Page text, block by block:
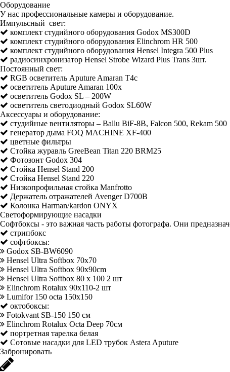
Оборудование
У нас профессиональные камеры и оборудование.
Импульсный свет:
комплект студийного оборудования Godox MS300D
комплект студийного оборудования Elinchrom HR 500
комплект студийного оборудования Hensel Integra 500 Plus
радиосинхронизатор Hensel Strobe Wizard Plus Trans 3шт.
Постоянный свет:
RGB осветитель Aputure Amaran T4c
осветитель Aputure Amaran 100x
осветитель Godox SL – 200W
осветитель светодиодный Godox SL60W
Аксессуары и оборудование:
студийные вентиляторы – Ballu BiF-8B, Falcon 500, Rekam 500
генератор дыма FOQ MACHINE XF-400
цветные фильтры
Стойка журавль GreeBean Titan 220 BRM25
Фотозонт Godox 304
Стойка Hensel Stand 200
Стойка Hensel Stand 220
Низкопрофильная стойка Manfrotto
Держатель отражателей Avenger D700B
Колонка Harman/kardon ONYX
Светоформирующие насадки
Софтбоксы - это важная часть работы фотографа. Они
стрипбокс
софтбоксы:
Godox SB-BW6090
Hensel Ultra Softbox 70х70
Hensel Ultra Softbox 90x90cm
Hensel Ultra Softbox 80 x 100 2 шт
Elinchrom Rotalux 90х110-2 шт
Lumifor 150 octa 150x150
октобоксы:
Fotokvant SB-150 150 см
Elinchrom Rotalux Octa Deep 70см
портретная тарелка белая
Сотовые насадки для LED трубок Astera Aputure
Забронировать